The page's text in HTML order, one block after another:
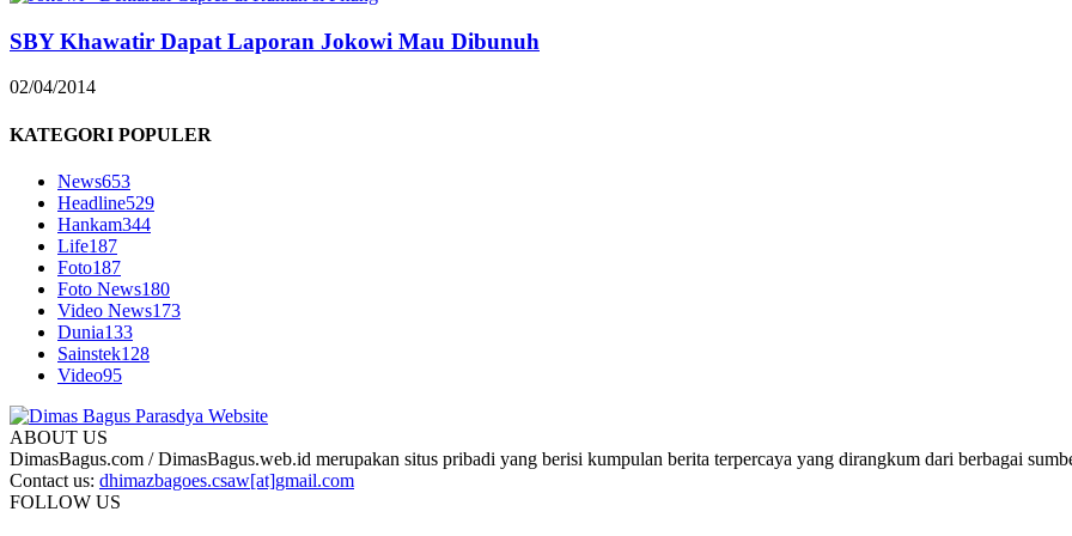
SBY Khawatir Dapat Laporan Jokowi Mau Dibunuh
02/04/2014
KATEGORI POPULER
News653
Headline529
Hankam344
Life187
Foto187
Foto News180
Video News173
Dunia133
Sainstek128
Video95
ABOUT US
DimasBagus.com / DimasBagus.web.id merupakan situs pribadi yang berisi kumpulan berita terpercaya yang dirangkum dari berbagai
Contact us: dhimazbagoes.csaw[at]gmail.com
FOLLOW US